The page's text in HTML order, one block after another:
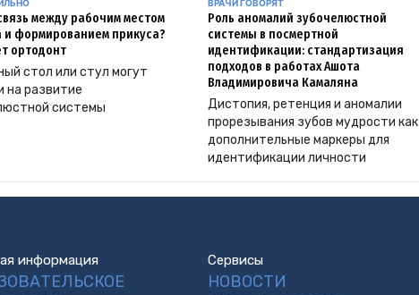
между рабочим местом
и формированием прикуса?
ортодонт
стол или стул могут
на развитие
системы
ВРАЧИ ГОВОРЯТ
Роль аномалий зубочелюстной
системы в посмертной
идентификации: стандартизация
подходов в работах Ашота
Владимировича Камаляна
Дистопия, ретенция и аномалии
прорезывания зубов мудрости как
дополнительные маркеры для
идентификации личности
информация Сервисы
НОВОСТИ